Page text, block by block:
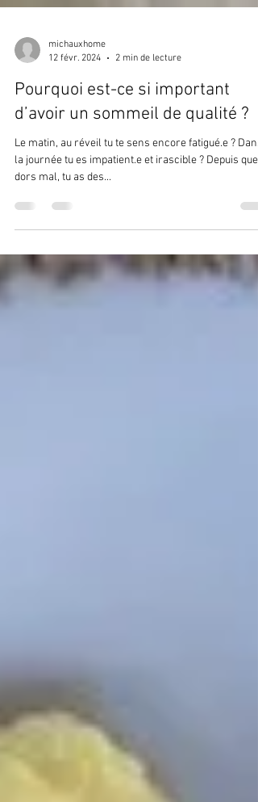
michauxhome
12 févr. 2024
2 min de lecture
Pourquoi est-ce si important
d’avoir un sommeil de qualité ?
la journée tu es impatient.e et irascible ? Depuis que